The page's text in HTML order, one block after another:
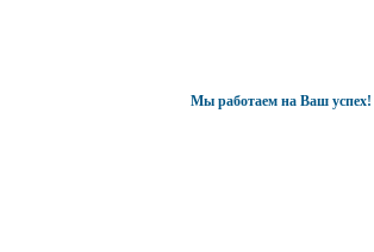
Мы работаем на Ваш успех!